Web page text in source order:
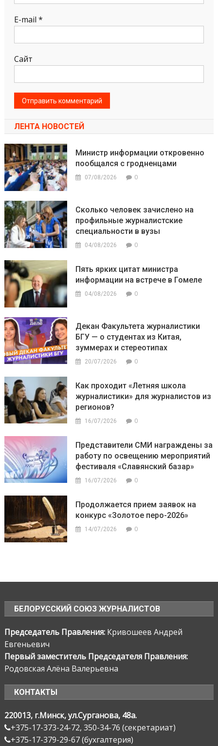
E-mail *
Сайт
ЛЕНТА НОВОСТЕЙ
Министр информации откровенно
пообщался с гродненцами
07/08/2026 0
Сколько человек зачислено на
профильные журналистские
специальности в вузы
04/08/2026 0
Пять ярких цитат министра
информации на встрече в Гомеле
04/08/2026 0
Декан Факультета журналистики
БГУ — о студентах из Китая,
зуммерах и стереотипах
20/07/2026 0
Как проходит «Летняя школа
журналистики» для журналистов из
регионов?
16/07/2026 0
Представители СМИ награждены за
работу по освещению мероприятий
фестиваля «Славянский базар»
16/07/2026 0
Продолжается прием заявок на
конкурс «Золотое перо-2026»
14/07/2026 0
БЕЛОРУССКИЙ СОЮЗ ЖУРНАЛИСТОВ
Председатель Правления: Кривошеев Андрей
Евгеньевич
Первый заместитель Председателя Правления:
Родовская Алёна Валерьевна
КОНТАКТЫ
220013, г.Минск, ул.Сурганова, 48а.
+375-17-373-24-72, 350-34-76 (секретариат)
+375-17-379-29-67 (бухгалтерия)